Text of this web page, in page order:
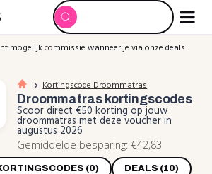
mogelijk commissie wanneer je via onze deals
Kortingscode Droommatras
Droommatras kortingscodes
Scoor direct €50 korting op jouw
droommatras met deze voucher in
augustus 2026
Gemiddelde besparing: €42,83
(0) DEALS (10)